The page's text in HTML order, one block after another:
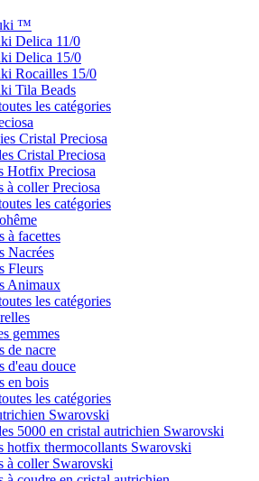
™
Delica 11/0
Delica 15/0
Rocailles 15/0
Tila Beads
les catégories
Cristal Preciosa
Cristal Preciosa
Hotfix Preciosa
à coller Preciosa
les catégories
à facettes
Nacrées
Fleurs
Animaux
les catégories
gemmes
de nacre
d'eau douce
en bois
les catégories
Swarovski
5000 en cristal autrichien Swarovski
hotfix thermocollants Swarovski
à coller Swarovski